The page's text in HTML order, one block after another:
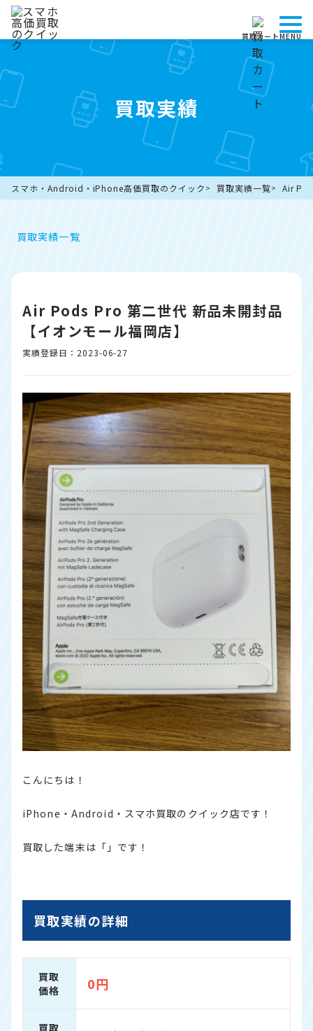
買取カートMENU
買取実績
スマホ・Android・iPhone高価買取のクイック 買取実績一覧 Air
買取実績一覧
Air Pods Pro 第二世代 新品未開封品
【イオンモール福岡店】
実績登録日：2023-06-27
こんにちは！
iPhone・Android・スマホ買取のクイック店です！
買取した端末は「」です！
買取実績の詳細
買取
価格
0円
買取